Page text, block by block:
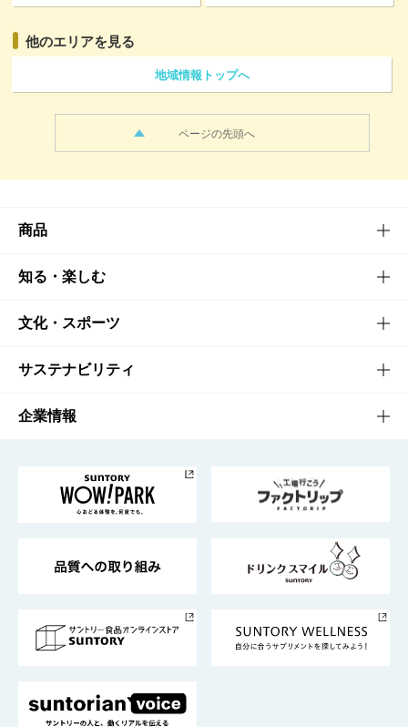
他のエリアを見る
地域情報トップへ
ページの先頭へ
商品
商品TOP
商品一覧
商品発売情報
栄養成分一覧
知る・楽しむ
知る・楽しむTOP
キャンペーン
工場見学
地域情報
文化・スポーツ
文化・スポーツTOP
サントリーホール
サントリーサンバーズ大阪
サステナビリティ
サステナビリティTOP
サントリーが考えるサステナビリティ経営
企業情報
企業概要
採用情報